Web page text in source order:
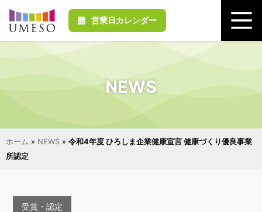
営業日カレンダー
NEWS
ホーム » NEWS » 令和4年度 ひろしま企業健康宣言 健康づくり優良事業
所認定
受賞・認定